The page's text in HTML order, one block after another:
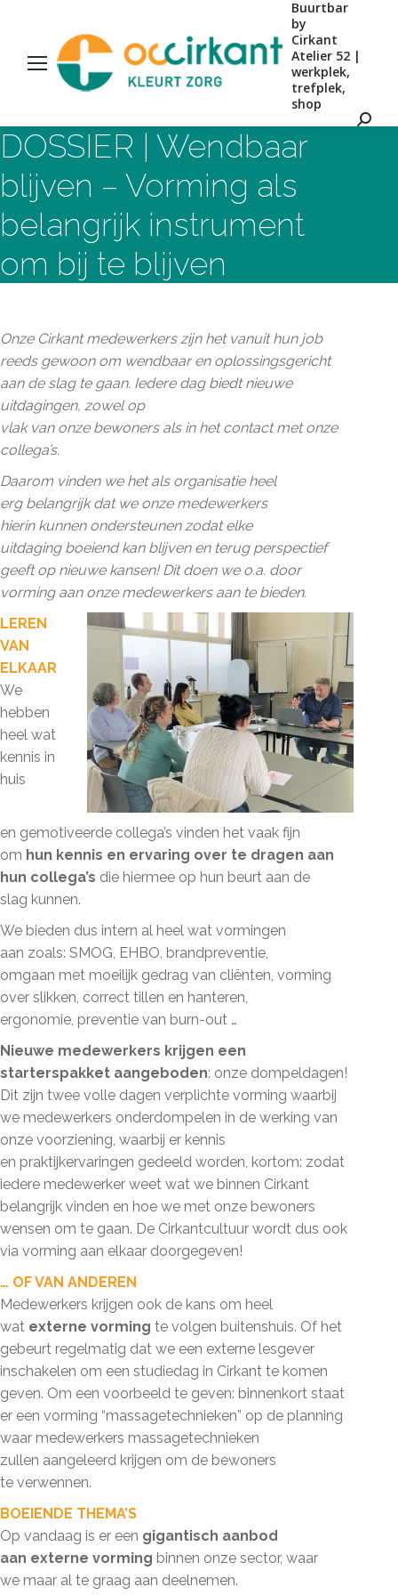
Buurtbar
by
Cirkant
Atelier 52 |
werkplek,
trefplek,
shop
DOSSIER | Wendbaar
blijven – Vorming als
belangrijk instrument
om bij te blijven
Onze Cirkant medewerkers zijn het vanuit hun job
reeds gewoon om wendbaar en oplossingsgericht
aan de slag te gaan. Iedere dag biedt nieuwe
uitdagingen, zowel op
vlak van onze bewoners als in het contact met onze
collega’s.
Daarom vinden we het als organisatie heel
erg belangrijk dat we onze medewerkers
hierin kunnen ondersteunen zodat elke
uitdaging boeiend kan blijven en terug perspectief
geeft op nieuwe kansen! Dit doen we o.a. door
vorming aan onze medewerkers aan te bieden.
LEREN
VAN
ELKAAR
We
hebben
heel wat
kennis in
huis
en gemotiveerde collega’s vinden het vaak fijn
om hun kennis en ervaring over te dragen aan
hun collega’s die hiermee op hun beurt aan de
slag kunnen.
We bieden dus intern al heel wat vormingen
aan zoals: SMOG, EHBO, brandpreventie,
omgaan met moeilijk gedrag van cliënten, vorming
over slikken, correct tillen en hanteren,
ergonomie, preventie van burn-out …
Nieuwe medewerkers krijgen een
starterspakket aangeboden: onze dompeldagen!
Dit zijn twee volle dagen verplichte vorming waarbij
we medewerkers onderdompelen in de werking van
onze voorziening, waarbij er kennis
en praktijkervaringen gedeeld worden, kortom: zodat
iedere medewerker weet wat we binnen Cirkant
belangrijk vinden en hoe we met onze bewoners
wensen om te gaan. De Cirkantcultuur wordt dus ook
via vorming aan elkaar doorgegeven!
… OF VAN ANDEREN
Medewerkers krijgen ook de kans om heel
wat externe vorming te volgen buitenshuis. Of het
gebeurt regelmatig dat we een externe lesgever
inschakelen om een studiedag in Cirkant te komen
geven. Om een voorbeeld te geven: binnenkort staat
er een vorming “massagetechnieken” op de planning
waar medewerkers massagetechnieken
zullen aangeleerd krijgen om de bewoners
te verwennen.
BOEIENDE THEMA’S
Op vandaag is er een gigantisch aanbod
aan externe vorming binnen onze sector, waar
we maar al te graag aan deelnemen.